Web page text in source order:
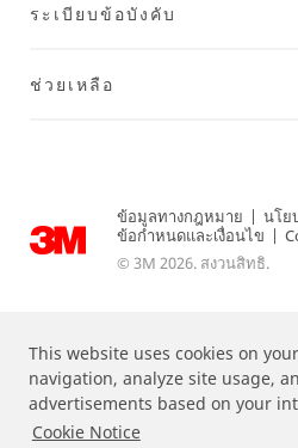
This website uses cookies on
navigation, analyze site usage,
advertisements based on your
Cookie Notice
Thank
form
was
submitted
successfully
Our
apologies...
error
has
occurred
while
submitting.
ระเบียบข้อบังคับ
ช่วยเหลือ
ข้อมูลทางกฎหมาย | นโย
ข้อกำหนดและเงื่อนไข |
© 3M 2026. สงวนสิทธิ.